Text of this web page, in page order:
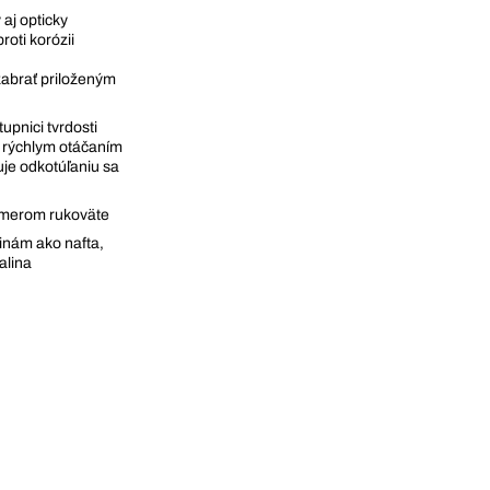
aj opticky
korózii
priloženým
tvrdosti
otáčaním
odkotúľaniu sa
rukoväte
ako nafta,